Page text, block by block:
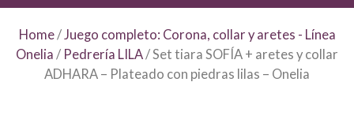
Home/Juego completo: Corona, collar y aretes - Línea
Onelia / Pedrería LILA/ Set tiara SOFÍA + aretes y collar
ADHARA – Plateado con piedras lilas – Onelia